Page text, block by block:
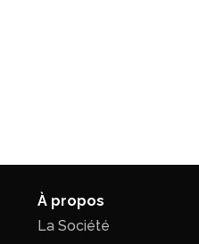
À propos
La Société